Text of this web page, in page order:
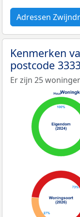
Adressen
Kenmerken
postcode
Er zijn 25